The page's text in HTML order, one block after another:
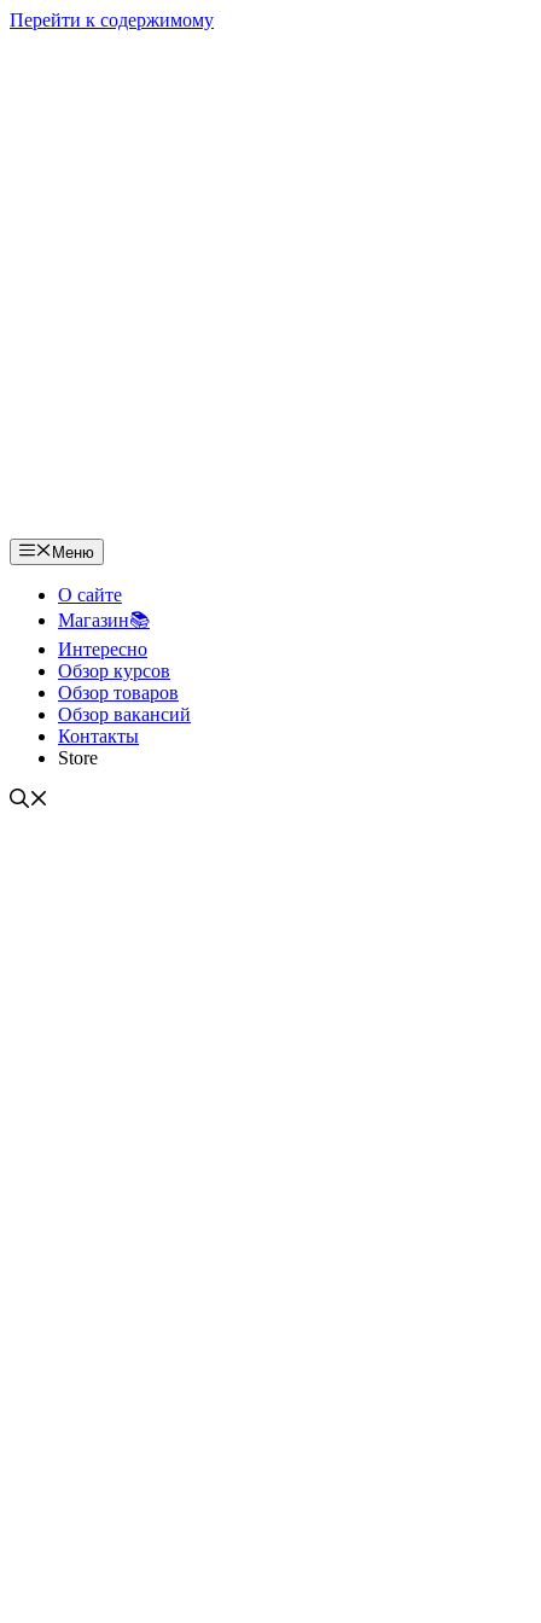
Перейти к содержимому
Меню
О сайте
Магазин📚
Интересно
Обзор курсов
Обзор товаров
Обзор вакансий
Контакты
Store